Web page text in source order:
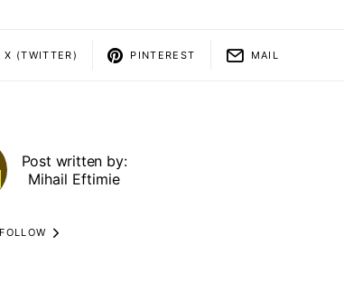
X (TWITTER) PINTEREST MAIL
Post written by:
Mihail Eftimie
FOLLOW